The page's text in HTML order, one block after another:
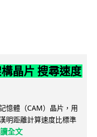
晶片 搜尋速度
憶體（CAM）晶片，用
明距離計算速度比標準
全文